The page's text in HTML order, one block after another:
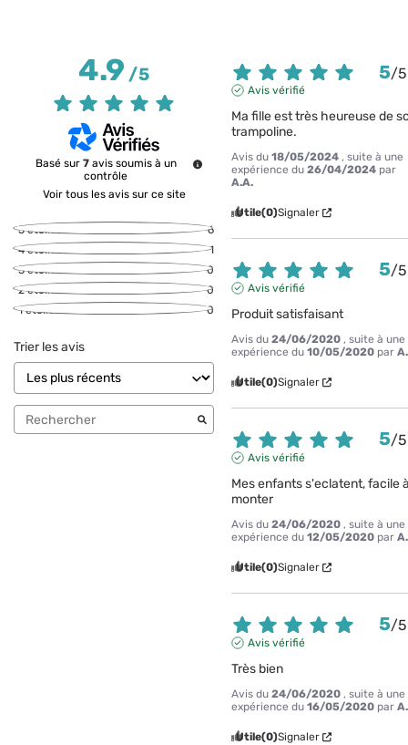
4.9/5
Basé sur 7 avis soumis à un
contrôle
Voir tous les avis sur ce site
5étoiles
6
4étoiles
1
3étoiles
0
2étoiles
0
1étoile 0
Trier les avis
5/5
Avis vérifié
Ma fille est très heureuse de
trampoline.
Avis du18/05/2024 , suite à une
expérience du26/04/2024 par
A.A.
Utile(0)Signaler
5/5
Avis vérifié
Produit satisfaisant
Avis du24/06/2020 , suite à une
expérience du10/05/2020 par
Utile(0)Signaler
5/5
Avis vérifié
Mes enfants s'eclatent, facile
monter
Avis du24/06/2020 , suite à une
expérience du12/05/2020 par
Utile(0)Signaler
5/5
Avis vérifié
Très bien
Avis du24/06/2020 , suite à une
expérience du16/05/2020 par
Utile(0)Signaler